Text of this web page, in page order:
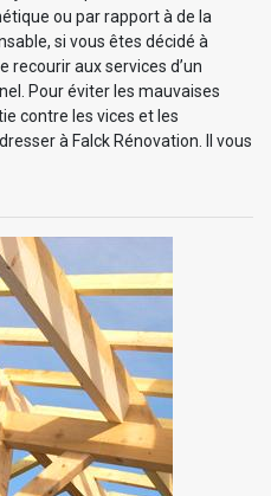
ou par rapport à de la
si vous êtes décidé à
recourir aux services d’un
Pour éviter les mauvaises
contre les vices et les
à Falck Rénovation. Il vous